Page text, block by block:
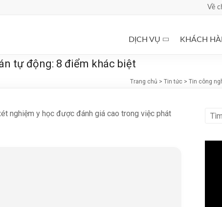
Về
DỊCH VỤ KHÁCH
tự động: 8 điểm khác biệt
Trang chủ > Tin tức > Tin công
nghiệm y học được đánh giá cao trong việc phát